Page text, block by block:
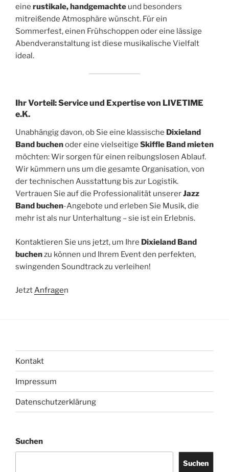
eine rustikale, handgemachte und besonders
mitreißende Atmosphäre wünscht. Für ein
Sommerfest, einen Frühschoppen oder eine lässige
Abendveranstaltung ist diese musikalische Vielfalt
ideal.
Ihr Vorteil: Service und Expertise von LIVETIME
e.K.
Unabhängig davon, ob Sie eine klassische Dixieland
Band buchenoder eine vielseitige Skiffle Band mieten
möchten: Wir sorgen für einen reibungslosen Ablauf.
Wir kümmern uns um die gesamte Organisation, von
der technischen Ausstattung bis zur Logistik.
Vertrauen Sie auf die Professionalität unsererJazz
Band buchen-Angebote und erleben Sie Musik, die
mehr ist als nur Unterhaltung – sie ist ein Erlebnis.
Kontaktieren Sie uns jetzt, um Ihre Dixieland Band
buchenzu können und Ihrem Event den perfekten,
swingenden Soundtrack zu verleihen!
JetztAnfragen
Kontakt
Impressum
Datenschutzerklärung
Suchen
Suchen